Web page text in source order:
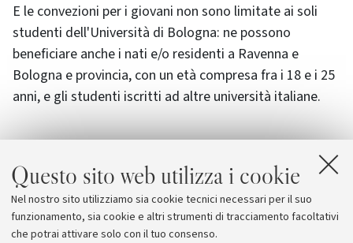
Questo sito web utilizza i cookie
Nel nostro sito utilizziamo sia cookie tecnici necessari per il suo
funzionamento, sia cookie e altri strumenti di tracciamento facoltativi
che potrai attivare solo con il tuo consenso.
E le convezioni per i giovani non sono limitate ai soli
studenti dell'Università di Bologna: ne possono
beneficiare anche i nati e/o residenti a Ravenna e
Bologna e provincia, con un età compresa fra i 18 e i 25
anni, e gli studenti iscritti ad altre università italiane.
Allegati
Biografilm Festival